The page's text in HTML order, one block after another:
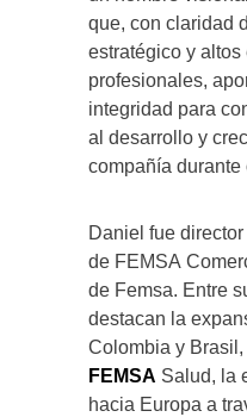
que, con claridad
estratégico y altos
profesionales,
integridad para
al desarrollo y
compañía durante
Daniel fue
de FEMSA
de Femsa. Entre
destacan la
Colombia y Brasil,
FEMSA Salud, la
hacia Europa a